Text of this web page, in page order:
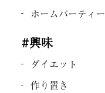
ホームパーティー
#興味
ダイエット
作り置き